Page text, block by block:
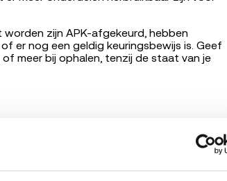
worden zijn APK-afgekeurd, hebben
er nog een geldig keuringsbewijs is. Geef
meer bij ophalen, tenzij de staat van je
geen probleem. Bij ophalen betaalt
de RDW-vrijwaring meteen via het